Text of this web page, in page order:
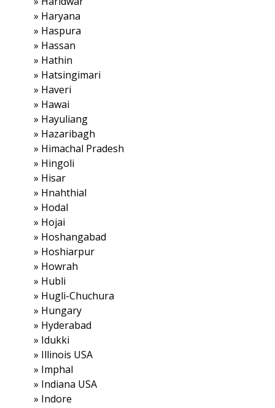
» Haryana
» Haspura
» Hassan
» Hathin
» Hatsingimari
» Haveri
» Hawai
» Hayuliang
» Hazaribagh
» Himachal Pradesh
» Hingoli
» Hisar
» Hnahthial
» Hodal
» Hojai
» Hoshangabad
» Hoshiarpur
» Howrah
» Hubli
» Hugli-Chuchura
» Hungary
» Hyderabad
» Idukki
» Illinois USA
» Imphal
» Indiana USA
» Indore